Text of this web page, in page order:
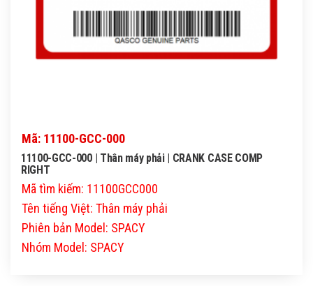
Mã: 11100-GCC-000
11100-GCC-000 | Thân máy phải | CRANK CASE COMP
RIGHT
Mã tìm kiếm: 11100GCC000
Tên tiếng Việt: Thân máy phải
Phiên bản Model: SPACY
Nhóm Model: SPACY